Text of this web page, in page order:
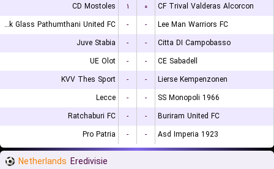
CD Mostoles
۱ ۰
CF Trival Valderas Alcorcon
Bangkok Glass Pathumthani United FC
- -
Lee Man Warriors FC
Juve Stabia
- -
Citta DI Campobasso
UE Olot
- -
CE Sabadell
KVV Thes Sport
- -
Lierse Kempenzonen
Lecce
- -
SS Monopoli 1966
Ratchaburi FC
- -
Buriram United FC
Pro Patria
- - Asd Imperia 1923
Netherlands Eredivisie